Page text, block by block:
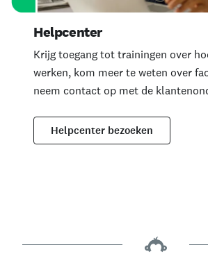
Helpcenter
Krijg toegang tot trainingen over
werken, kom meer te weten over
neem contact op met de
Helpcenter bezoeken